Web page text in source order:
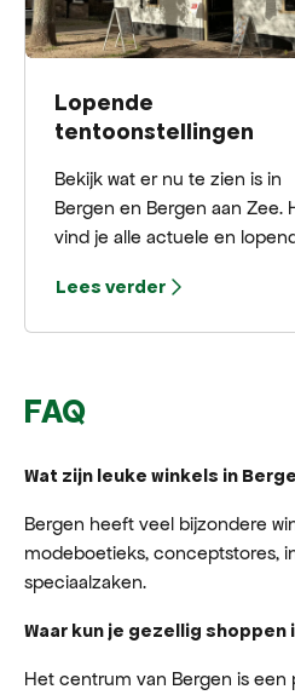
Lopende
tentoonstellingen
Bekijk wat er nu te zien is in
Bergen en Bergen aan Zee.
vind je alle actuele en
voorstellingen.
Lees verder
FAQ
Wat zijn leuke winkels in
Bergen heeft veel bijzondere
modeboetieks, conceptstores,
speciaalzaken.
Waar kun je gezellig
Het centrum van Bergen is een